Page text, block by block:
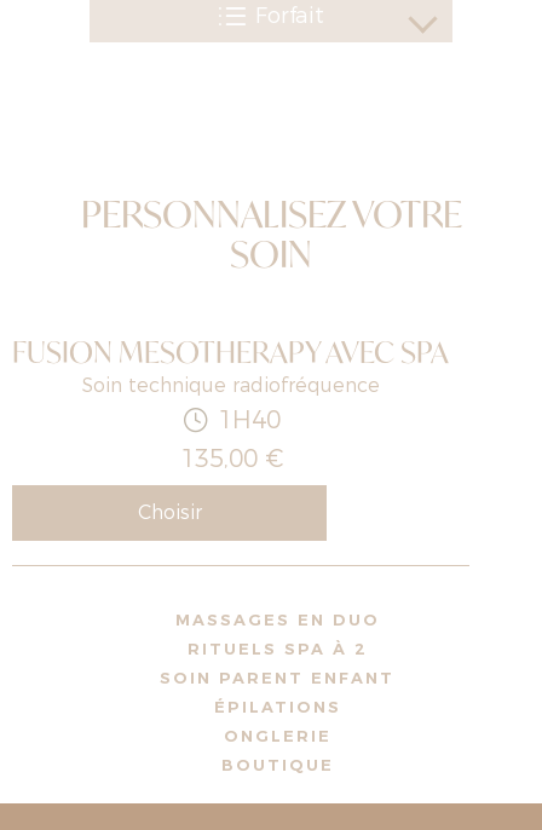
Forfait
PERSONNALISEZ VOTRE
SOIN
FUSION MESOTHERAPY AVEC SPA
Soin technique radiofréquence
1H40
135,00 €
Choisir
MASSAGES EN DUO
RITUELS SPA À 2
SOIN PARENT ENFANT
ÉPILATIONS
ONGLERIE
BOUTIQUE